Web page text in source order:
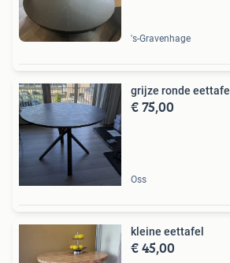
's-Gravenhage
grijze ronde eettafel
€ 75,00
Oss
kleine eettafel
€ 45,00